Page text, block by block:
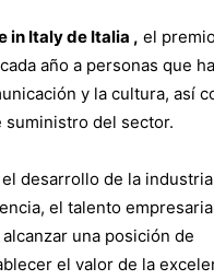
in Italy de Italia , el
año a personas que
y la cultura, así
suministro del sector.
desarrollo de la industria
el talento
una posición de
el valor de la